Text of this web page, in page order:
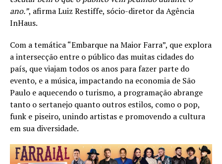
ano.”, afirma Luiz Restiffe, sócio-diretor da Agência
InHaus.
Com a temática “Embarque na Maior Farra”, que explora
a intersecção entre o público das muitas cidades do
país, que viajam todos os anos para fazer parte do
evento, e a música, impactando na economia de São
Paulo e aquecendo o turismo, a programação abrange
tanto o sertanejo quanto outros estilos, como o pop,
funk e piseiro, unindo artistas e promovendo a cultura
em sua diversidade.